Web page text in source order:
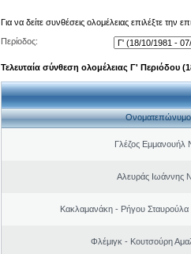
Για να δείτε συνθέσεις ολομέλειας επιλέξτε την
Περίοδος:
Τελευταία σύνθεση ολομέλειας Γ' Περιόδου
Ονοματεπώνυμο
Γλέζος Εμμανουήλ
Αλευράς Ιωάννης
Κακλαμανάκη - Ρήγου
Φλέμιγκ - Κουτσούρη